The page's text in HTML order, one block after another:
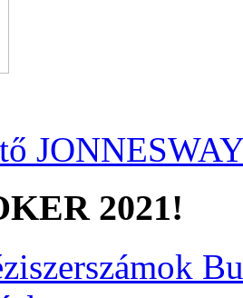
2021!